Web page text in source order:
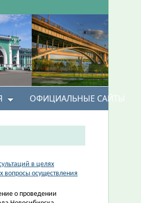
ОФИЦИАЛЬНЫЕ САЙТЫ
в целях
вопросы осуществления
о проведении